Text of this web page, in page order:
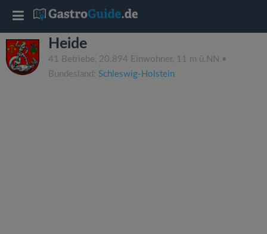
Heide
41 Betriebe, 20.894 Einwohner, 11 m ü.NN •
Bundesland: Schleswig-Holstein
T
o
g